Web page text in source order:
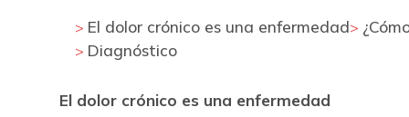
El dolor crónico es una enfermedad
Diagnóstico
El dolor crónico es una enfermedad